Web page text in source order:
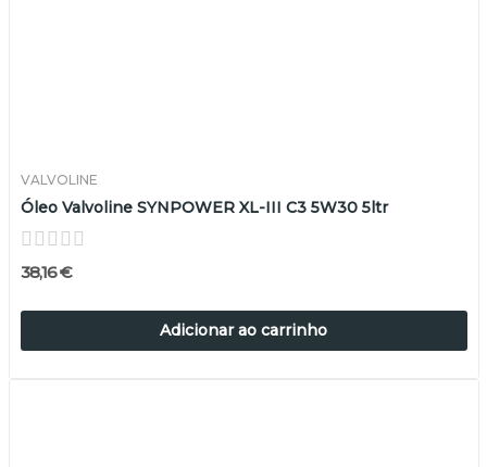
VALVOLINE
Óleo Valvoline SYNPOWER XL-III C3 5W30 5ltr
38,16 €
Adicionar ao carrinho